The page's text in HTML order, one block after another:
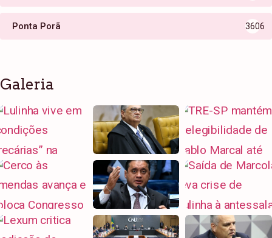
Ponta Porã 3606
Galeria